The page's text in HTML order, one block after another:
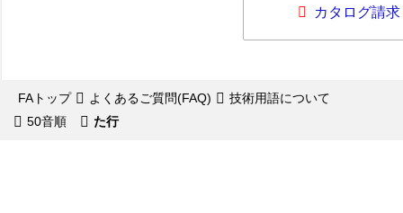
カタログ請求
FAトップ よくあるご質問(FAQ)
技術用語について
50音順
た行